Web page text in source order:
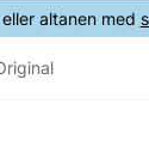
altanen med